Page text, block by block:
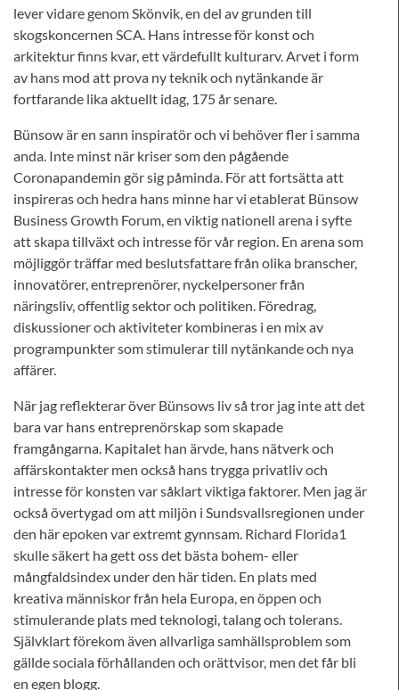
lever vidare genom Skönvik, en del av grunden till
skogskoncernen SCA. Hans intresse för konst och
arkitektur finns kvar, ett värdefullt kulturarv. Arvet i form
av hans mod att prova ny teknik och nytänkande är
fortfarande lika aktuellt idag, 175 år senare.
Bünsow är en sann inspiratör och vi behöver fler i samma
anda. Inte minst när kriser som den pågående
Coronapandemin gör sig påminda. För att fortsätta att
inspireras och hedra hans minne har vi etablerat Bünsow
Business Growth Forum, en viktig nationell arena i syfte
att skapa tillväxt och intresse för vår region. En arena som
möjliggör träffar med beslutsfattare från olika branscher,
innovatörer, entreprenörer, nyckelpersoner från
näringsliv, offentlig sektor och politiken. Föredrag,
diskussioner och aktiviteter kombineras i en mix av
programpunkter som stimulerar till nytänkande och nya
affärer.
När jag reflekterar över Bünsows liv så tror jag inte att det
bara var hans entreprenörskap som skapade
framgångarna. Kapitalet han ärvde, hans nätverk och
affärskontakter men också hans trygga privatliv och
intresse för konsten var såklart viktiga faktorer. Men jag är
också övertygad om att miljön i Sundsvallsregionen under
den här epoken var extremt gynnsam. Richard Florida1
skulle säkert ha gett oss det bästa bohem- eller
mångfaldsindex under den här tiden. En plats med
kreativa människor från hela Europa, en öppen och
stimulerande plats med teknologi, talang och tolerans.
Självklart förekom även allvarliga samhällsproblem som
gällde sociala förhållanden och orättvisor, men det får bli
en egen blogg.